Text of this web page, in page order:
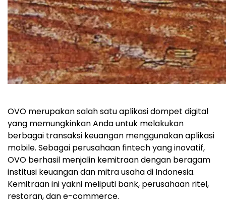
OVO merupakan salah satu aplikasi dompet digital
yang memungkinkan Anda untuk melakukan
berbagai transaksi keuangan menggunakan aplikasi
mobile. Sebagai perusahaan fintech yang inovatif,
OVO berhasil menjalin kemitraan dengan beragam
institusi keuangan dan mitra usaha di Indonesia.
Kemitraan ini yakni meliputi bank, perusahaan ritel,
restoran, dan e-commerce.